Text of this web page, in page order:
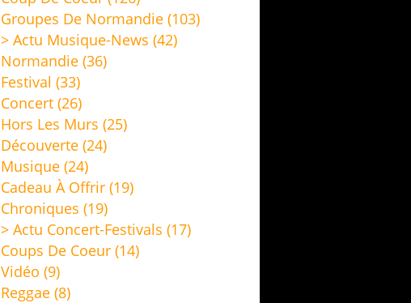
Groupes De Normandie (103)
> Actu Musique-News (42)
Normandie (36)
Festival (33)
Concert (26)
Hors Les Murs (25)
Découverte (24)
Musique (24)
Cadeau À Offrir (19)
Chroniques (19)
> Actu Concert-Festivals (17)
Coups De Coeur (14)
Vidéo (9)
Reggae (8)